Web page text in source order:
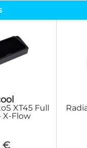
XT45 Full
X-Flow
€